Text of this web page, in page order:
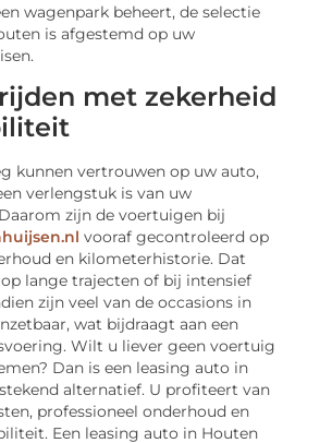
wagenpark beheert, de selectie
is afgestemd op uw
met zekerheid
kunnen vertrouwen op uw auto,
verlengstuk is van uw
zijn de voertuigen bij
vooraf gecontroleerd op
en kilometerhistorie. Dat
lange trajecten of bij intensief
zijn veel van de occasions in
wat bijdraagt aan een
Wilt u liever geen voertuig
Dan is een leasing auto in
alternatief. U profiteert van
professioneel onderhoud en
Een leasing auto in Houten